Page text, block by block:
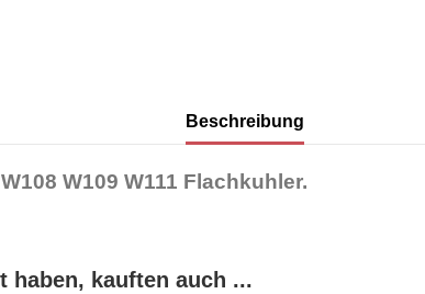
Beschreibung
W109 W111 Flachkuhler.
haben, kauften auch ...